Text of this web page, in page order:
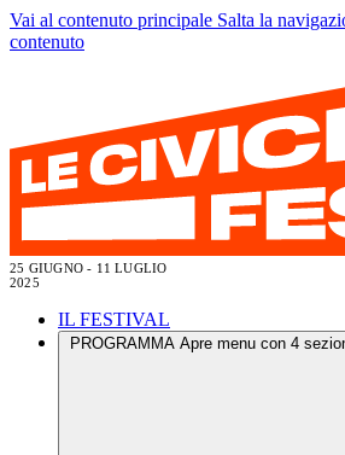
Vai al contenuto principale Salta la
contenuto
25 GIUGNO - 11 LUGLIO
2025
IL FESTIVAL
PROGRAMMA Apre menu con 4